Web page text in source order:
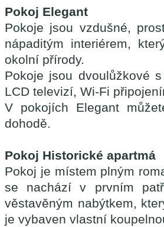
Pokoj Elegant
Pokoje jsou vzdušné,
nápaditým interiérem,
okolní přírody.
Pokoje jsou dvoulůžkové
LCD televizí, Wi-Fi
V pokojích Elegant
dohodě.
Pokoj Historické apartmá
Pokoj je místem plným
se nachází v prvním
věstavěným nabýtkem,
je vybaven vlastní